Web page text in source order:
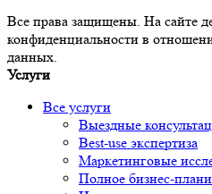
Все права защищены. На сайте
конфиденциальности в
данных.
Услуги
Все услуги
Выездные
Best-use экспертиза
Маркетинговые
Полное бизнес-